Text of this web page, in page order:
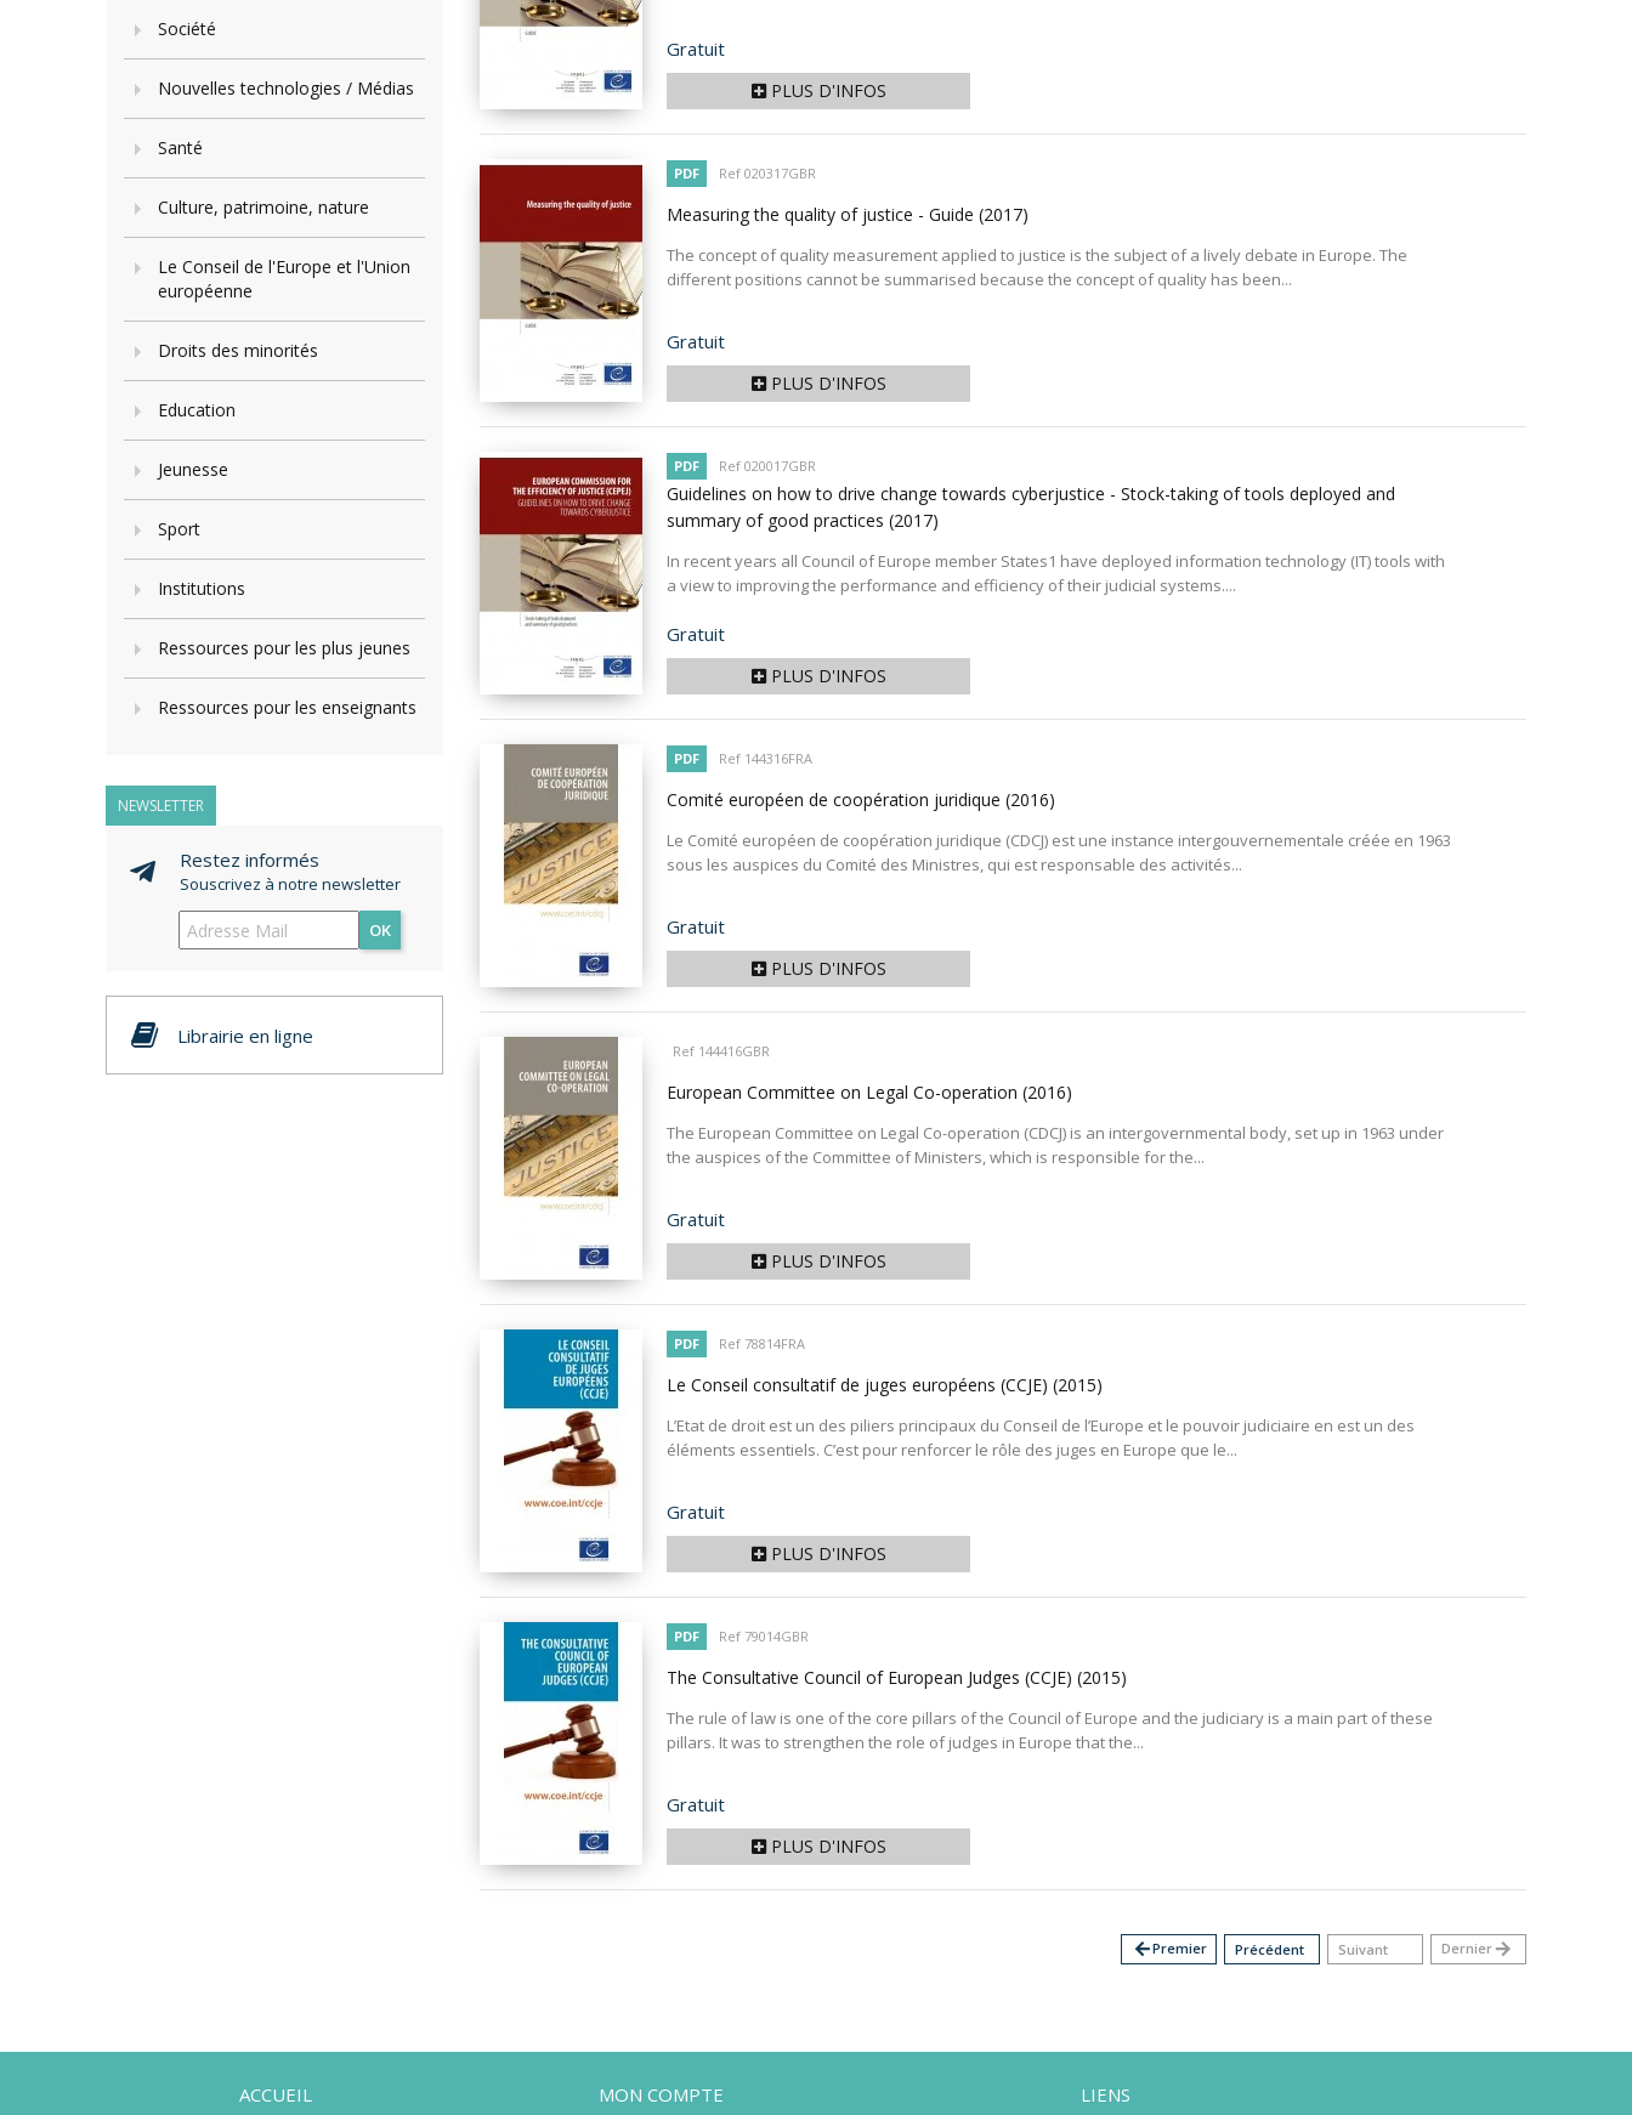
Société
Nouvelles technologies / Médias
Santé
Culture, patrimoine, nature
Le Conseil de l'Europe et l'Union
européenne
Droits des minorités
Education
Jeunesse
Sport
Institutions
Ressources pour les plus jeunes
Ressources pour les enseignants
NEWSLETTER
Restez informés
Souscrivez à notre newsletter
OK
Librairie en ligne
Prix
Gratuit
PLUS D'INFOS
PDF Ref 020317GBR
Measuring the quality of justice - Guide (2017)
The concept of quality measurement applied to justice is the subject of a lively debate in Europe. The
different positions cannot be summarised because the concept of quality has been...
Prix
Gratuit
PLUS D'INFOS
PDF Ref 020017GBR
Guidelines on how to drive change towards cyberjustice - Stock-taking of tools deployed and
summary of good practices (2017)
In recent years all Council of Europe member States1 have deployed information technology (IT) tools with
a view to improving the performance and efficiency of their judicial systems....
Prix
Gratuit
PLUS D'INFOS
PDF Ref 144316FRA
Comité européen de coopération juridique (2016)
Le Comité européen de coopération juridique (CDCJ) est une instance intergouvernementale créée en 1963
sous les auspices du Comité des Ministres, qui est responsable des activités...
Prix
Gratuit
PLUS D'INFOS
Ref 144416GBR
European Committee on Legal Co-operation (2016)
The European Committee on Legal Co-operation (CDCJ) is an intergovernmental body, set up in 1963 under
the auspices of the Committee of Ministers, which is responsible for the...
Prix
Gratuit
PLUS D'INFOS
PDF Ref 78814FRA
Le Conseil consultatif de juges européens (CCJE) (2015)
L’Etat de droit est un des piliers principaux du Conseil de l’Europe et le pouvoir judiciaire en est un des
éléments essentiels. C’est pour renforcer le rôle des juges en Europe que le...
Prix
Gratuit
PLUS D'INFOS
PDF Ref 79014GBR
The Consultative Council of European Judges (CCJE) (2015)
The rule of law is one of the core pillars of the Council of Europe and the judiciary is a main part of these
pillars. It was to strengthen the role of judges in Europe that the...
Prix
Gratuit
PLUS D'INFOS
arrow_backPremier Précédent Suivant Dernier arrow_forward
ACCUEIL MON COMPTE LIENS